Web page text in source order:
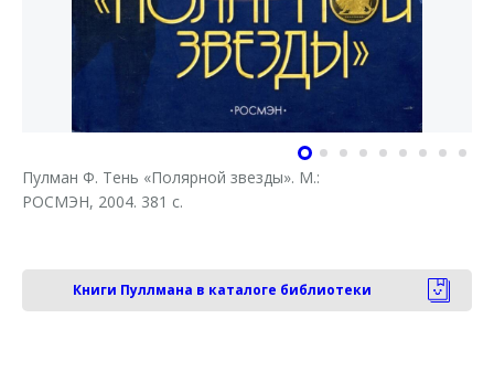
Пулман Ф. Тень «Полярной звезды». М.:
РОСМЭН, 2004. 381 с.
Книги Пуллмана в каталоге библиотеки